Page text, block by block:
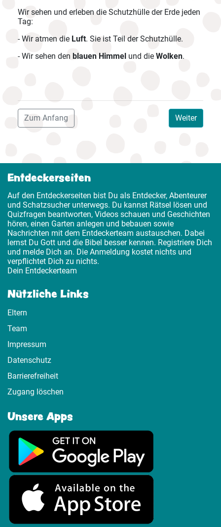
Wir sehen und erleben die Schutzhülle der Erde jeden
Tag:
- Wir atmen die Luft. Sie ist Teil der Schutzhülle.
- Wir sehen den blauen Himmel und die Wolken.
Weiter
Zum Anfang
Entdeckerseiten
Auf den Entdeckerseiten bist Du als Entdecker, Abenteurer
und Schatzsucher unterwegs. Du kannst Rätsel lösen und
Quizfragen beantworten, Videos schauen und Geschichten
hören, einen Garten anlegen und bebauen sowie
Nachrichten mit dem Entdeckerteam austauschen. Dabei
lernst Du Gott und die Bibel besser kennen. Registriere Dich
und melde Dich an. Die Anmeldung kostet nichts und
verpflichtet Dich zu nichts.
Dein Entdeckerteam
Nützliche Links
Eltern
Team
Impressum
Datenschutz
Barrierefreiheit
Zugang löschen
Unsere Apps